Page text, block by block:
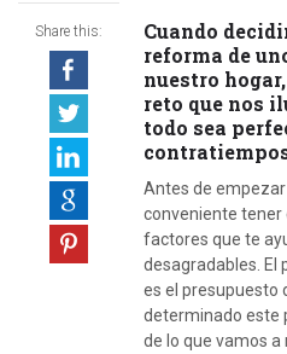
Share this:
Cuando
reforma de
nuestro
reto que nos
todo sea
Antes de empezar
conveniente tener
factores que te
desagradables. El
es el presupuesto
determinado este
de lo que vamos a